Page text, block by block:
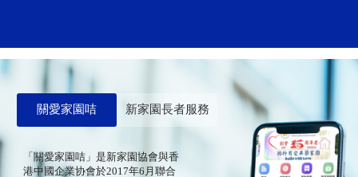
關愛家園咭 新家園長者服務
「關愛家園咭」是新家園協會與香
港中國企業协會於2017年6月聯合